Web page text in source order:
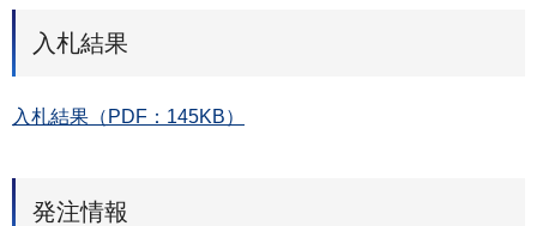
入札結果
入札結果（PDF：145KB）
発注情報